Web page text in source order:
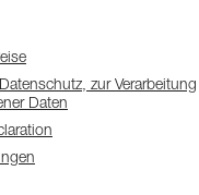
zur Verarbeitung
Daten